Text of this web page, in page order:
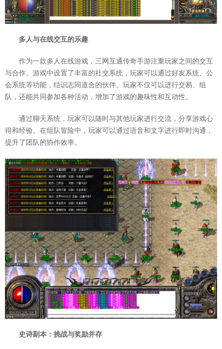
多人与在线交互的乐趣
作为一款多人在线游戏，三网互通传奇手游注重玩家之间的交互
与合作。游戏中设置了丰富的社交系统，玩家可以通过好友系统、公
会系统等功能，结识志同道合的伙伴。玩家不仅可以进行交易、组
队，还能共同参加各种活动，增加了游戏的趣味性和互动性。
通过聊天系统，玩家可以随时与其他玩家进行交流，分享游戏心
得和经验。在组队冒险中，玩家可以通过语音和文字进行即时沟通，
提升了团队的协作效率。
史诗副本：挑战与奖励并存